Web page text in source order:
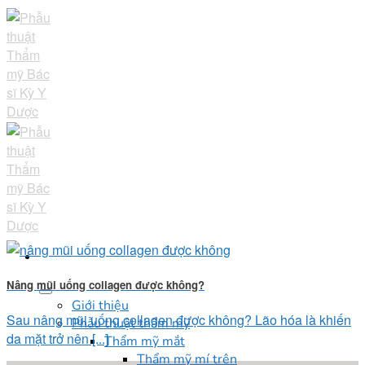
Skip
to
content
Giới thiệu
Phẫu thuật thẩm mỹ
Thẩm mỹ mắt
Thẩm mỹ mí trên
Nâng mũi uống collagen được không?
Sau nâng mũi uống collagen được không? Lão hóa là khiến
da mặt trở nên [...]